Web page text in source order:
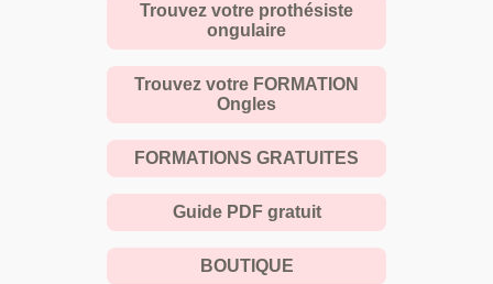
Trouvez votre prothésiste
ongulaire
Trouvez votre FORMATION
Ongles
FORMATIONS GRATUITES
Guide PDF gratuit
BOUTIQUE